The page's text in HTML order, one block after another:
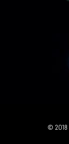
© 2018